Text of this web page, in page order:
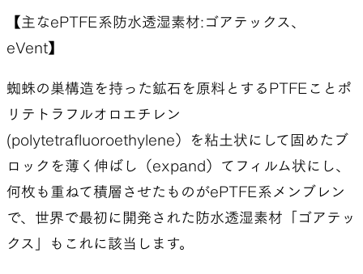
【主なePTFE系防水透湿素材:ゴアテックス、
eVent】
蜘蛛の巣構造を持った鉱石を原料とするPTFEことポ
リテトラフルオロエチレン
(polytetrafluoroethylene）を粘土状にして固めたブ
ロックを薄く伸ばし（expand）てフィルム状にし、
何枚も重ねて積層させたものがePTFE系メンブレン
で、世界で最初に開発された防水透湿素材「ゴアテッ
クス」もこれに該当します。